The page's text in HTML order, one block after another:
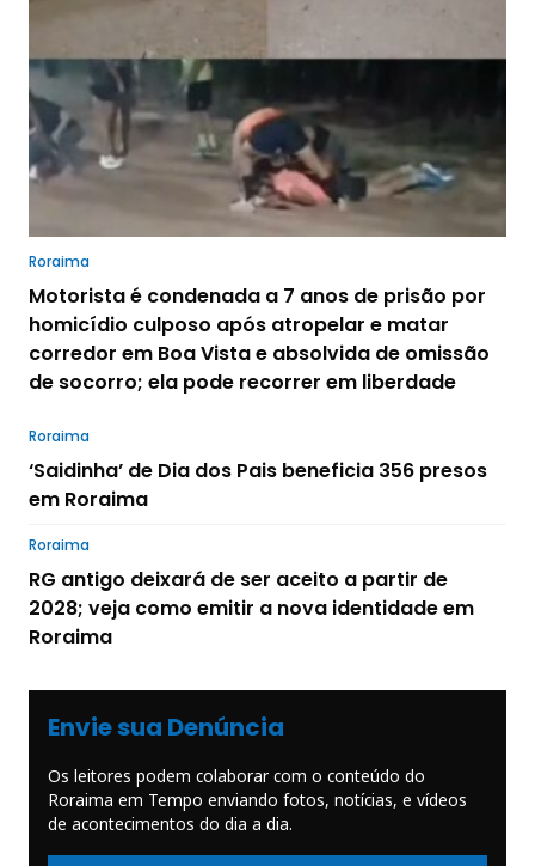
Roraima
Motorista é condenada a 7 anos de prisão por
homicídio culposo após atropelar e matar
corredor em Boa Vista e absolvida de omissão
de socorro; ela pode recorrer em liberdade
Roraima
‘Saidinha’ de Dia dos Pais beneficia 356 presos
em Roraima
Roraima
RG antigo deixará de ser aceito a partir de
2028; veja como emitir a nova identidade em
Roraima
Envie sua Denúncia
Os leitores podem colaborar com o conteúdo do
Roraima em Tempo enviando fotos, notícias, e vídeos
de acontecimentos do dia a dia.